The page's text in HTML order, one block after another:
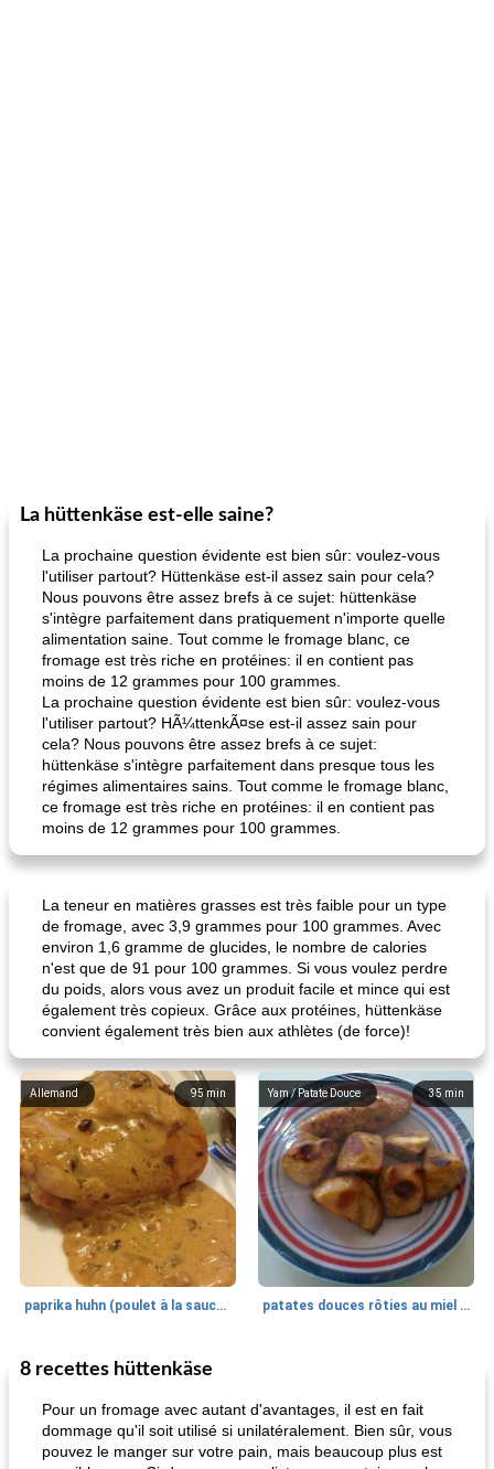
La hüttenkäse est-elle saine?
La prochaine question évidente est bien sûr: voulez-vous
l'utiliser partout? Hüttenkäse est-il assez sain pour cela?
Nous pouvons être assez brefs à ce sujet: hüttenkäse
s'intègre parfaitement dans pratiquement n'importe quelle
alimentation saine. Tout comme le fromage blanc, ce
fromage est très riche en protéines: il en contient pas
moins de 12 grammes pour 100 grammes.
La prochaine question évidente est bien sûr: voulez-vous
l'utiliser partout? HÃ¼ttenkÃ¤se est-il assez sain pour
cela? Nous pouvons être assez brefs à ce sujet:
hüttenkäse s'intègre parfaitement dans presque tous les
régimes alimentaires sains. Tout comme le fromage blanc,
ce fromage est très riche en protéines: il en contient pas
moins de 12 grammes pour 100 grammes.
La teneur en matières grasses est très faible pour un type
de fromage, avec 3,9 grammes pour 100 grammes. Avec
environ 1,6 gramme de glucides, le nombre de calories
n'est que de 91 pour 100 grammes. Si vous voulez perdre
du poids, alors vous avez un produit facile et mince qui est
également très copieux. Grâce aux protéines, hüttenkäse
convient également très bien aux athlètes (de force)!
95 min
Allemand
paprika huhn (poulet à la sauce paprika).
35 min
Yam / Patate Douce
patates douces rôties au miel / kumara
25min
Petit déjeuner et brunch
8 recettes hüttenkäse
Pour un fromage avec autant d'avantages, il est en fait
dommage qu'il soit utilisé si unilatéralement. Bien sûr, vous
pouvez le manger sur votre pain, mais beaucoup plus est